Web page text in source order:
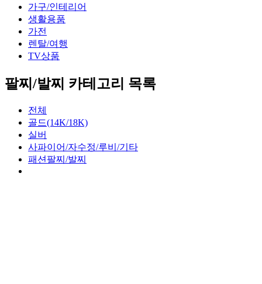
가구/인테리어
생활용품
가전
렌탈/여행
TV상품
팔찌/발찌 카테고리 목록
전체
골드(14K/18K)
실버
사파이어/자수정/루비/기타
패션팔찌/발찌